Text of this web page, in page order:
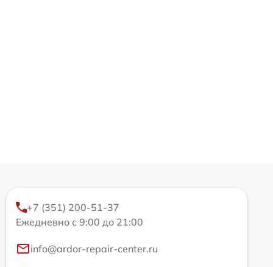
+7 (351) 200-51-37
Ежедневно с 9:00 до 21:00
info@ardor-repair-center.ru